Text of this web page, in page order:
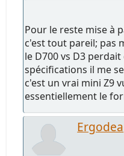
Pour le reste mise à
c'est tout pareil; pas
le D700 vs D3
spécifications il me
c'est un vrai mini Z9
essentiellement le
Ergodea